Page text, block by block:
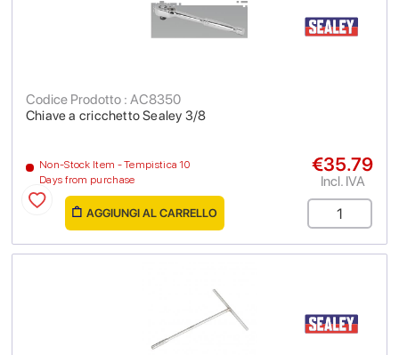
Chiave a cricchetto Sealey 3/8
Codice Prodotto : AC8350
Non-Stock Item - Tempistica 10
Days from purchase
€35.79
Incl. IVA
AGGIUNGI AL CARRELLO